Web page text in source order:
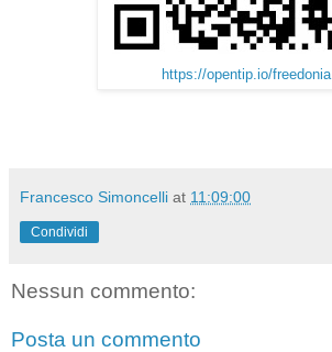
https://opentip.io/freedonia
Francesco Simoncelli at 11:09:00
Condividi
Nessun commento:
Posta un commento